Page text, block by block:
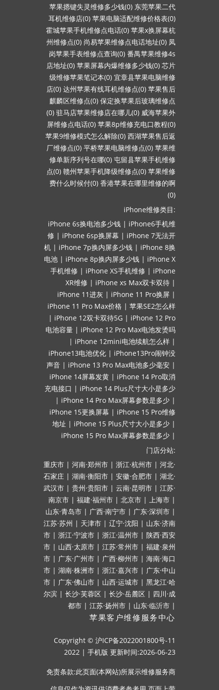
苹果摁键失灵维修多少钱(0) 东莞苹果二代
耳机维修店(0) 苹果电脑适配维修价格表(0)
霍城苹果手机维修点电话(0) 苹果x换屏幕杭
州维修点(0) 尚易苹果维修点电话地址(0) 凤
岗苹果手表维修点查询(0) 番禺苹果维修4s
店地址(0) 苹果屏幕内爆维修多少钱(0) 芯片
级维修苹果笔记本(0) 宜章县苹果电脑维修
店(0) 达州苹果有线耳机维修点(0) 苹果售后
麒麟区维修点(0) 保定换苹果后玻璃维修点
(0) 驻马店苹果维修店在哪儿(0) 威海苹果外
屏维修点电话(0) 苹果8p维修充电口教程(0)
苹果9维修模式怎么解除(0) 西湖苹果售后返
厂维修点(0) 平桥苹果电脑维修点(0) 苹果维
修单新序列号在哪(0) 屯留县苹果手机维修
点(0) 赣州苹果手机降级维修点(0) 苹果维修
费什么时候付(0) 香港苹果在哪里维修的啊
(0)
iPhone维修类目:
iPhone 6s换电池多少钱 | iPhone6手机维
修 | iPhone 6sp换屏幕 | iPhone 7无法开
机 | iPhone 7p换内屏多少钱 | iPhone 8换
电池 | iPhone 8p换内屏多少钱 | iPhone X
手机维修 | iPhone XS手机维修 | iPhone
XR维修 | iPhone xs Max双卡双待 |
iPhone 11进灰 | iPhone 11 Pro换屏 |
iPhone 11 Pro Max价格 | 苹果SE2怎么样
| iPhone 12双卡双待5G | iPhone 12 Pro
电池容量 | iPhone 12 Pro Max电池发烫吗
| iPhone 12mini电池续航怎么样 |
iPhone13电池优化 | iPhone13Pro闹钟没
声音 | iPhone 13 Pro Max电池多少毫安 |
iPhone 14屏幕发黄 | iPhone 14 Pro取消
充电接口 | iPhone 14 Plus尺寸大小是多少
| iPhone 14 Pro Max屏幕参数是多少 |
iPhone 15更换屏幕 | iPhone 15 Pro维修
地址 | iPhone 15 Plus尺寸大小是多少 |
iPhone 15 Pro Max屏幕参数是多少 |
门店分站:
重庆市 | 河南·郑州市 | 浙江·杭州市 | 河北·
石家庄 | 湖南·衡阳市 | 安徽·合肥市 | 湖北·
武汉市 | 贵州·贵阳市 | 云南·昆明市 | 江苏·
南京市 | 福建·福州市 | 北京市 | 上海市 |
山东·青岛市 | 广西·南宁市 | 广东·深圳市 |
江苏·苏州 | 天津市 | 辽宁·沈阳 | 山东·济南
市 | 浙江·宁波市 | 浙江·温州市 | 陕西·西安
市 | 山西·太原市 | 江苏·常州市 | 福建·泉州
市 | 广东·广州市 | 广西·柳州市 | 海南·海口
市 | 湖南·株洲市 | 浙江·嘉兴市 | 广东·中山
市 | 广东·佛山市 | 山西·运城市 | 黑龙江·哈
尔滨 | 长沙·芙蓉区 | 长沙·岳麓区 | 四川·成
都市 | 江苏·扬州市 | 山东·临沂市 |
苹果客户维修服务中心
Copyright © 沪ICP备2022001800号-11
2022 | 手机版 更新时间:2026-06-23
免责条款:此页面(本网站)所展示维修服务商